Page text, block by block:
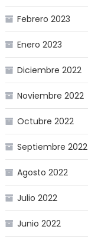
Febrero 2023
Enero 2023
Diciembre 2022
Noviembre 2022
Octubre 2022
Septiembre 2022
Agosto 2022
Julio 2022
Junio 2022